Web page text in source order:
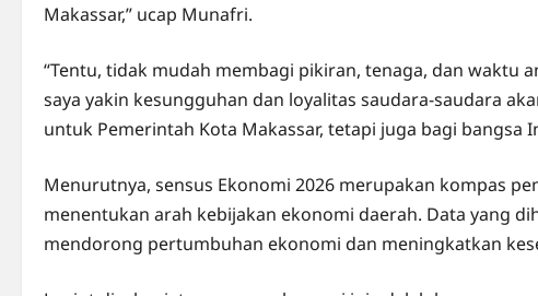
Makassar,” ucap Munafri.
“Tentu, tidak mudah membagi pikiran, tenaga, dan waktu
saya yakin kesungguhan dan loyalitas saudara-saudara
untuk Pemerintah Kota Makassar, tetapi juga bagi bangsa
Menurutnya, sensus Ekonomi 2026 merupakan kompas
menentukan arah kebijakan ekonomi daerah. Data yang
mendorong pertumbuhan ekonomi dan meningkatkan